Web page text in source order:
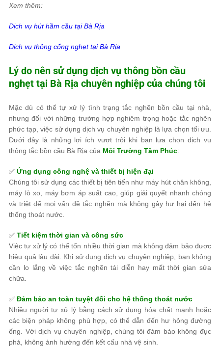
Xem thêm:
Dịch vụ hút hầm cầu tạiBà Rịa
Dịch vụ thông cống nghẹt tạiBà Rịa
Lý do nên sử dụng dịch vụ thông bồn cầu
nghẹt tại Bà Rịa chuyên nghiệp của chúng tôi
Mặc dù có thể tự xử lý tình trạng tắc nghẽn bồn cầu tại nhà,
nhưng đối với những trường hợp nghiêm trọng hoặc tắc nghẽn
phức tạp, việc sử dụngdịch vụ chuyên nghiệplà lựa chọn tối ưu.
Dưới đây là những lợi ích vượt trộikhi bạn lựa chọndịch vụ
thông tắc bồn cầu Bà Rịa của Môi Trường Tâm Phúc:
✅ Ứng dụng công nghệ và thiết bị hiện đại
Chúng tôi sử dụng các thiết bị tiên tiến như máy hút chân không,
máy lò xo, máy bơm áp suất cao, giúp giải quyết nhanh chóng
và triệt để mọi vấn đề tắc nghẽn mà không gây hư hại đến hệ
thống thoát nước.
✅ Tiết kiệm thời gian và công sức
Việctự xử lý có thểtốn nhiều thời gian mà không đảm bảo được
hiệu quả lâu dài. Khi sử dụng dịch vụ chuyên nghiệp, bạn không
cần lo lắng về việc tắc nghẽn tái diễn hay mất thời gian sửa
chữa.
✅ Đảm bảo an toàn tuyệt đối cho hệ thống thoát nước
Nhiều người tự xử lý bằng cách sử dụng hóa chất mạnh hoặc
các biện pháp không phù hợp, có thể dẫn đến hư hỏng đường
ống . Với dịch vụ chuyên nghiệp, chúng tôi đảm bảo không đục
phá, không ảnh hưởng đến kết cấu nhà vệ sinh